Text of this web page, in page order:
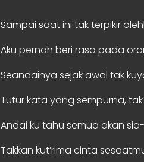
Sampai saat ini tak terpikir
Aku pernah beri rasa pada
Seandainya sejak awal tak
Tutur kata yang sempurna,
Andai ku tahu semua akan
Takkan kut’rima cinta